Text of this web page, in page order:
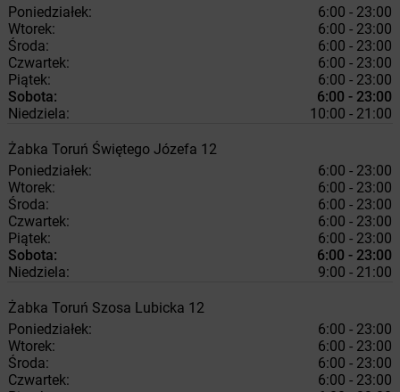
Poniedziałek:
6:00 - 23:00
Wtorek:
6:00 - 23:00
Środa:
6:00 - 23:00
Czwartek:
6:00 - 23:00
Piątek:
6:00 - 23:00
Sobota:
6:00 - 23:00
Niedziela:
10:00 - 21:00
Żabka Toruń Świętego Józefa 12
Poniedziałek:
6:00 - 23:00
Wtorek:
6:00 - 23:00
Środa:
6:00 - 23:00
Czwartek:
6:00 - 23:00
Piątek:
6:00 - 23:00
Sobota:
6:00 - 23:00
Niedziela:
9:00 - 21:00
Żabka Toruń Szosa Lubicka 12
Poniedziałek:
6:00 - 23:00
Wtorek:
6:00 - 23:00
Środa:
6:00 - 23:00
Czwartek:
6:00 - 23:00